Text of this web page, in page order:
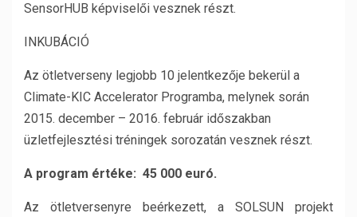
SensorHUB képviselői vesznek részt.
INKUBÁCIÓ
Az ötletverseny legjobb 10 jelentkezője bekerül a
Climate-KIC Accelerator Programba, melynek során
2015. december – 2016. február időszakban
üzletfejlesztési tréningek sorozatán vesznek részt.
A program értéke: 45 000 euró.
Az ötletversenyre beérkezett, a SOLSUN projekt